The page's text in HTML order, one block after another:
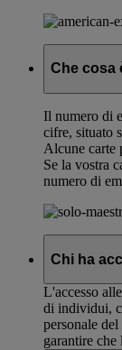
Che cosa
Il numero di
cifre, situato
Alcune carte
Se la vostra
numero di
Chi ha
L'accesso
di individui,
personale
garantire che